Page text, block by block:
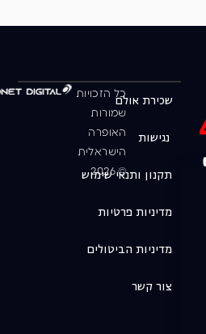
כל הזכויות
שמורות
האופרה
הישראלית
© 2026
שכירת אולם
נגישות
תקנון ותנאי שימוש
מדיניות פרטיות
מדיניות הביטולים
צור קשר